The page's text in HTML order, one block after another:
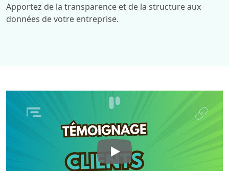
Apportez de la transparence et de la structure aux
données de votre entreprise.